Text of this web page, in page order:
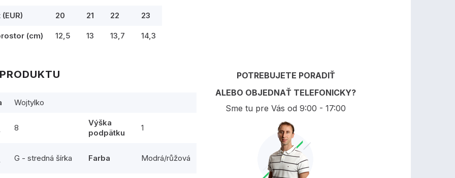
20 21 22 23
(cm) 12,5 13 13,7 14,3
Wojtylko
8
Výška
podpätku
1
G - stredná šírka Farba Modrá/růžová
POTREBUJETE PORADIŤ
ALEBO OBJEDNAŤ TELEFONICKY?
Sme tu pre Vás od 9:00 - 17:00